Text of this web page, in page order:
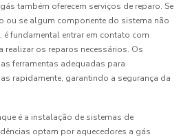
também oferecem serviços de reparo. Se
ou se algum componente do sistema não
fundamental entrar em contato com
os reparos necessários. Os
ferramentas adequadas para
rapidamente, garantindo a segurança da
é a instalação de sistemas de
optam por aquecedores a gás